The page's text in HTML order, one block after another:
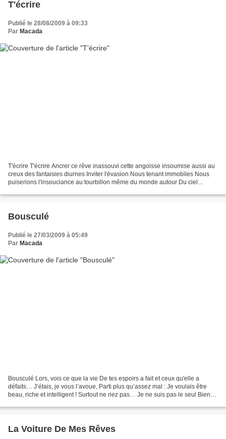
T'écrire
Publié le 28/08/2009 à 09:33
Par Macada
T'écrire T'écrire Ancrer ce rêve inassouvi cette angoisse insoumise aussi au
creux des fantaisies diurnes Inviter l'évasion Nous tenant immobiles Nous
puiserions l'insouciance au tourbillon même du monde autour Du ciel
Bousculé
Publié le 27/03/2009 à 05:49
Par Macada
Bousculé Lors, vois ce que la vie De tes espoirs a fait et ceux qu'elle a
défaits… J’étais, je vous l’avoue, Parti plus qu’assez mal : Je voulais être
beau, riche et intelligent ! Surtout ne riez pas… Je ne suis pas le seul Bien
La Voiture De Mes Rêves